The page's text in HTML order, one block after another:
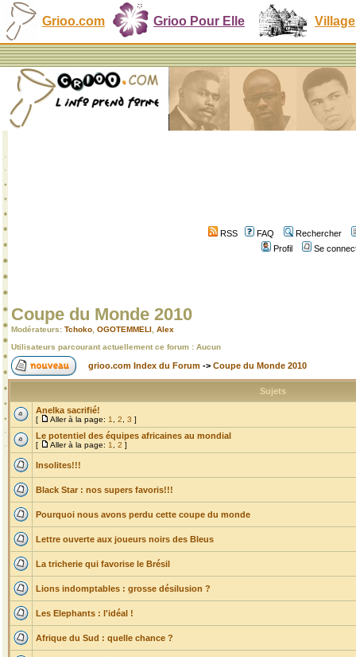
Grioo.com Grioo Pour Elle Village
RSS FAQ
Rechercher
Profil
Se
Coupe du Monde 2010
Modérateurs: Tchoko OGOTEMMELI Alex
Utilisateurs parcourant actuellement ce forum : Aucun
grioo.com Index du Forum -> Coupe du Monde 2010
Sujets
Anelka sacrifié!
[ Aller à la page: 1 2 3 ]
Le potentiel des équipes africaines au mondial
[ Aller à la page: 1 2 ]
Insolites!!!
Black Star : nos supers favoris!!!
Pourquoi nous avons perdu cette coupe du monde
Lettre ouverte aux joueurs noirs des Bleus
La tricherie qui favorise le Brésil
Lions indomptables : grosse désilusion ?
Les Elephants : l'idéal !
Afrique du Sud : quelle chance ?